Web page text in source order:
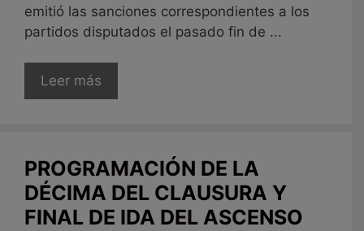
emitió las sanciones correspondientes a los
partidos disputados el pasado fin de ...
Leer más
PROGRAMACIÓN DE LA
DÉCIMA DEL CLAUSURA Y
FINAL DE IDA DEL ASCENSO